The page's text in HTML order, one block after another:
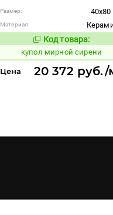
Размер:
Материал:
Код
850964 Код товара:
купол мирной сирени
Цена 20 372 руб./